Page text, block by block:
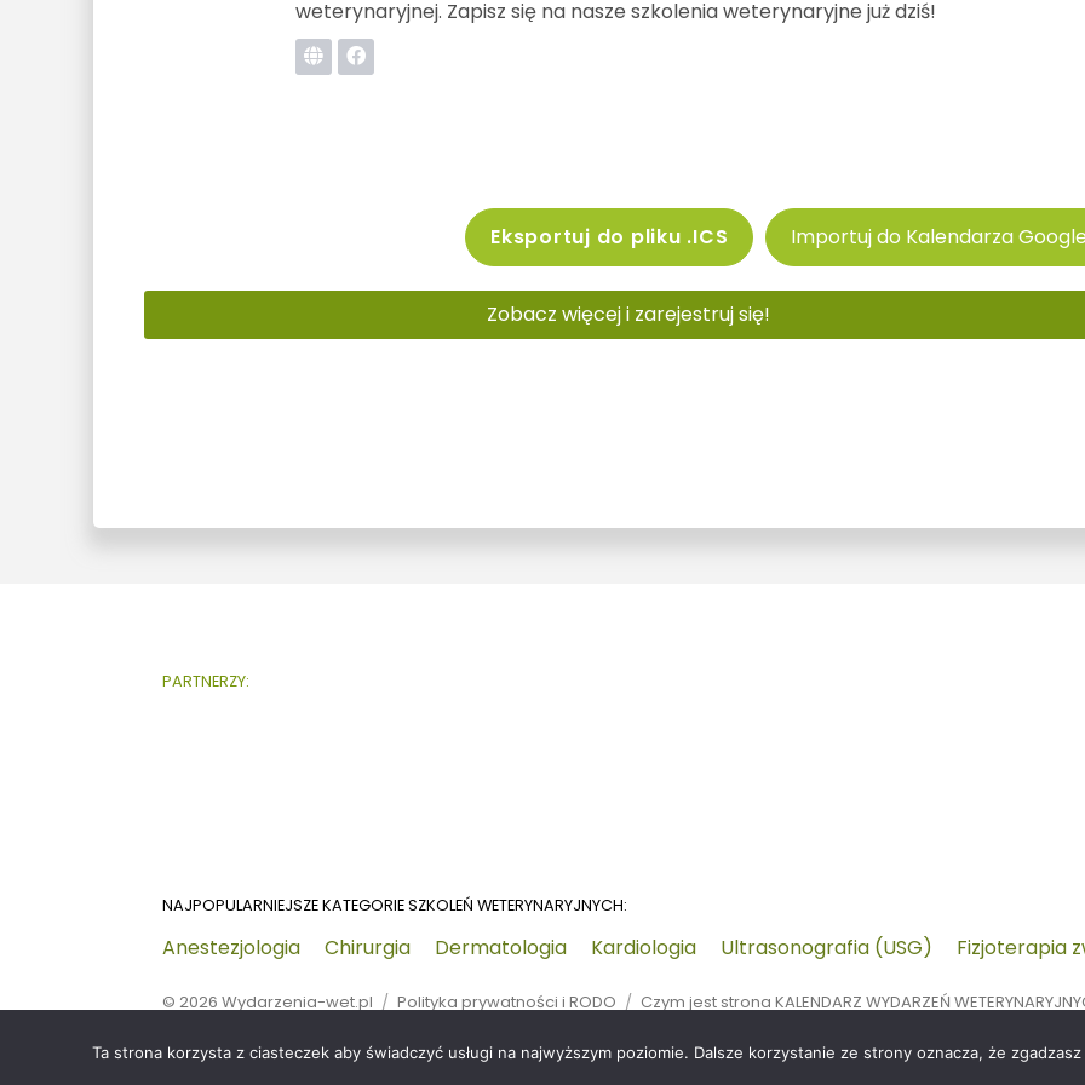
weterynaryjnej. Zapisz się na nasze szkolenia weterynaryjne już dziś!
Eksportuj do pliku .ICS Importuj do Kalendarza
Zobacz więcej i zarejestruj się!
PARTNERZY:
NAJPOPULARNIEJSZE KATEGORIE SZKOLEŃ WETERYNARYJNYCH:
Anestezjologia Chirurgia Dermatologia Kardiologia Ultrasonografia (USG) Fizjoterapia
© 2026Wydarzenia-wet.pl Polityka prywatności i RODO Czym jest strona KALENDARZ WYDARZEŃ
Ta strona korzysta z ciasteczek aby świadczyć usługi na najwyższym poziomie. Dalsze korzystanie ze strony oznacza, że